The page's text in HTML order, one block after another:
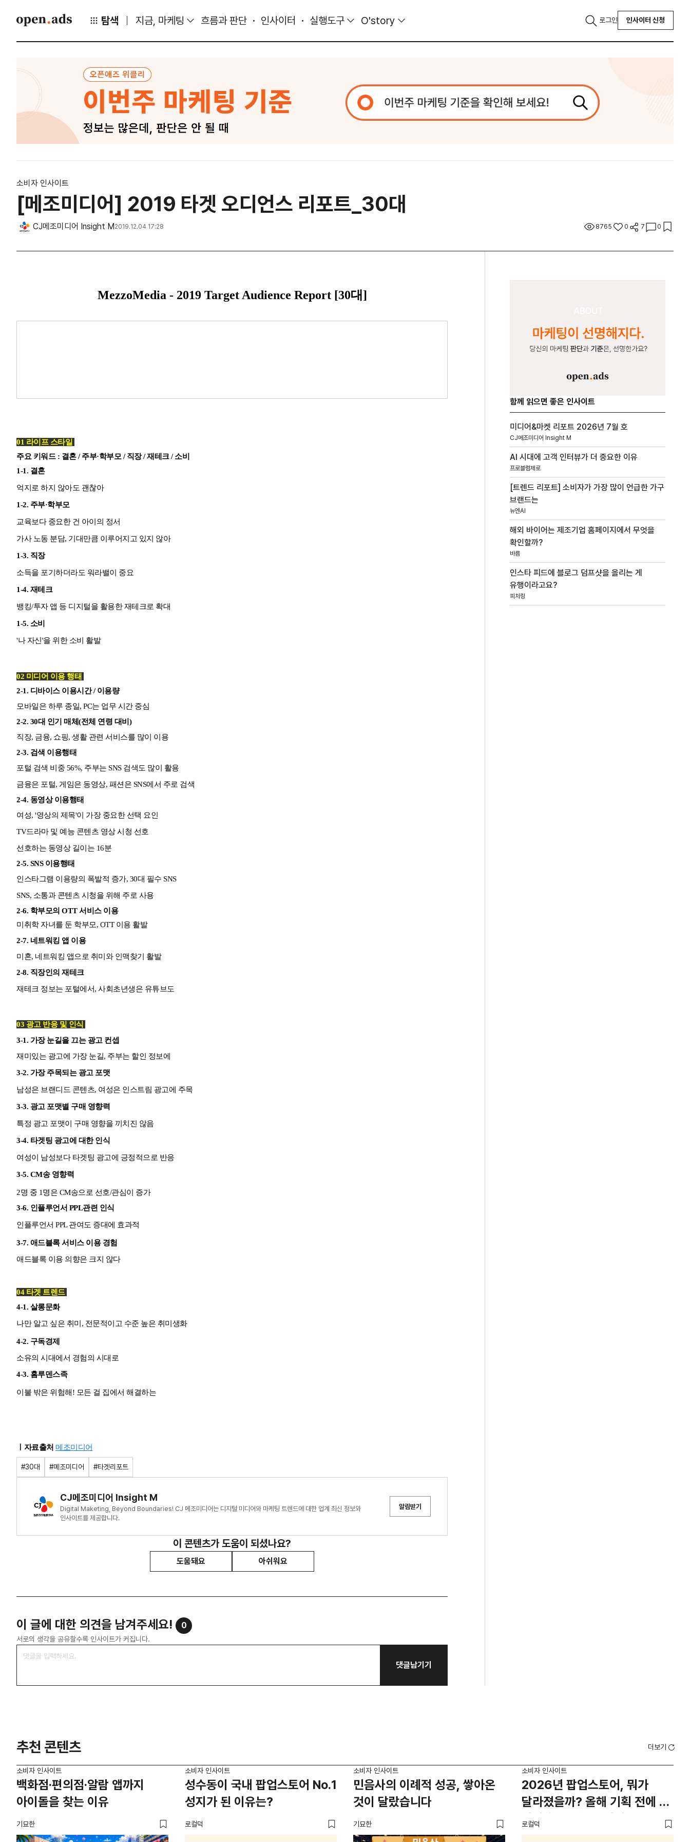
탐색 지금, 마케팅 흐름과 판단 인사이터 실행도구 O'story 로그인 인사이터 신청
소비자 인사이트
[메조미디어] 2019 타겟 오디언스 리포트_30대
CJ메조미디어 Insight M 2019.12.04 17:28 8765 0 7 0
MezzoMedia - 2019 Target Audience Report [30대]
01 라이프 스타일
주요 키워드 : 결혼 /주부·학부모 /직장 /재테크 / 소비
1-1. 결혼
억지로 하지 않아도 괜찮아
1-2. 주부·학부모
교육보다 중요한 건 아이의 정서
가사 노동 분담, 기대만큼 이루어지고 있지 않아
1-3. 직장
소득을 포기하더라도 워라밸이 중요
1-4. 재테크
뱅킹/투자 앱 등 디지털을 활용한 재테크로 확대
1-5. 소비
'나 자신'을 위한 소비 활발
02 미디어 이용 행태
2-1. 디바이스 이용시간 / 이용량
모바일은 하루 종일, PC는 업무 시간 중심
2-2. 30대 인기 매체(전체 연령 대비)
직장, 금융, 쇼핑, 생활 관련 서비스를 많이 이용
2-3. 검색 이용행태
포털 검색 비중 56%, 주부는 SNS 검색도 많이 활용
금융은 포털, 게임은 동영상, 패션은 SNS에서 주로 검색
2-4. 동영상 이용행태
여성, '영상의 제목'이 가장 중요한 선택 요인
TV드라마 및 예능 콘텐츠 영상 시청 선호
선호하는 동영상 길이는 16분
2-5. SNS 이용행태
인스타그램 이용량의 폭발적 증가, 30대 필수 SNS
SNS, 소통과 콘텐츠 시청을 위해 주로 사용
2-6. 학부모의 OTT 서비스 이용
미취학 자녀를 둔 학부모, OTT 이용 활발
2-7. 네트워킹 앱 이용
미혼, 네트워킹 앱으로 취미와 인맥찾기 활발
2-8. 직장인의 재테크
재테크 정보는 포털에서, 사회초년생은 유튜브도
03 광고 반응 및 인식
3-1. 가장 눈길을 끄는 광고 컨셉
재미있는 광고에 가장 눈길, 주부는 할인 정보에
3-2. 가장 주목되는 광고 포맷
남성은 브랜디드 콘텐츠, 여성은 인스트림 광고에 주목
3-3. 광고 포맷별 구매 영향력
특정 광고 포맷이 구매 영향을 끼치진 않음
3-4. 타겟팅 광고에 대한 인식
여성이 남성보다 타겟팅 광고에 긍정적으로 반응
3-5. CM송 영향력
2명 중 1명은 CM송으로 선호/관심이 증가
3-6. 인플루언서 PPL관련 인식
인플루언서 PPL 관여도 증대에 효과적
3-7. 애드블록 서비스 이용 경험
애드블록 이용 의향은 크지 않다
04 타겟 트렌드
4-1. 살롱문화
나만 알고 싶은 취미, 전문적이고 수준 높은 취미생화
4-2. 구독경제
소유의 시대에서 경험의 시대로
4-3. 홈루덴스족
이불 밖은 위험해! 모든 걸 집에서 해결하는
ㅣ자료출처 메조미디어
#30대 #메조미디어 #타겟리포트
CJ메조미디어 Insight M
Digital Maketing, Beyond Boundaries! CJ 메조미디어는 디지털 미디어와 마케팅 트렌드에 대한 업계 최신 정보와
인사이트를 제공합니다.
알림받기
이 콘텐츠가 도움이 되셨나요?
도움돼요 아쉬워요
이 글에 대한 의견을 남겨주세요! 0
서로의 생각을 공유할수록 인사이트가 커집니다.
댓글남기기
함께 읽으면 좋은 인사이트
미디어&마켓 리포트 2026년 7월 호
CJ메조미디어 Insight M
AI 시대에 고객 인터뷰가 더 중요한 이유
프로블럼제로
[트렌드 리포트] 소비자가 가장 많이 언급한 가구
브랜드는
뉴엔AI
해외 바이어는 제조기업 홈페이지에서 무엇을
확인할까?
바름
인스타 피드에 블로그 덤프샷을 올리는 게
유행이라고요?
피처링
추천 콘텐츠 더보기
소비자 인사이트
백화점·편의점·알람 앱까지
아이돌을 찾는 이유
기묘한
소비자 인사이트
성수동이 국내 팝업스토어 No.1
성지가 된 이유는?
로컬덕
소비자 인사이트
민음사의 이례적 성공, 쌓아온
것이 달랐습니다
기묘한
소비자 인사이트
2026년 팝업스토어, 뭐가
달라졌을까? 올해 기획 전에 꼭
봐야 할 트렌드 4가지
로컬덕